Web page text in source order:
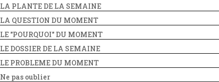
LA PLANTE DE LA SEMAINE
LA QUESTION DU MOMENT
LE "POURQUOI" DU MOMENT
LE DOSSIER DE LA SEMAINE
LE PROBLEME DU MOMENT
Ne pas oublier